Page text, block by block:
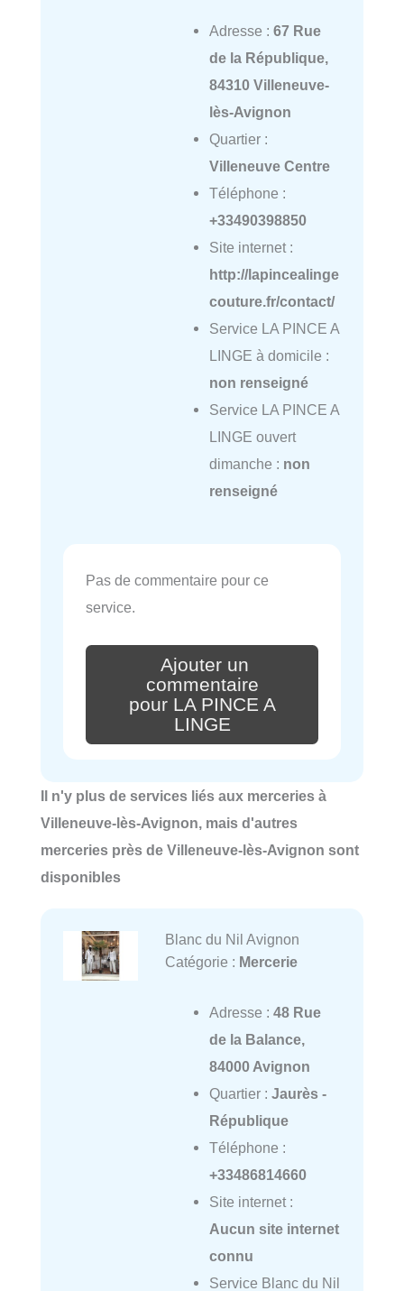
Adresse : 67 Rue
de la République,
84310 Villeneuve-
lès-Avignon
Quartier :
Villeneuve Centre
Téléphone :
+33490398850
Site internet :
http://lapincealinge
couture.fr/contact/
Service LA PINCE A
LINGE à domicile :
non renseigné
Service LA PINCE A
LINGE ouvert
dimanche : non
renseigné
Pas de commentaire pour ce
service.
Ajouter un
commentaire
pour LA PINCE A
LINGE
Il n'y plus de services liés aux merceries à
Villeneuve-lès-Avignon, mais d'autres
merceries près de Villeneuve-lès-Avignon sont
disponibles
Blanc du Nil Avignon
Catégorie : Mercerie
Adresse : 48 Rue
de la Balance,
84000 Avignon
Quartier : Jaurès -
République
Téléphone :
+33486814660
Site internet :
Aucun site internet
connu
Service Blanc du Nil